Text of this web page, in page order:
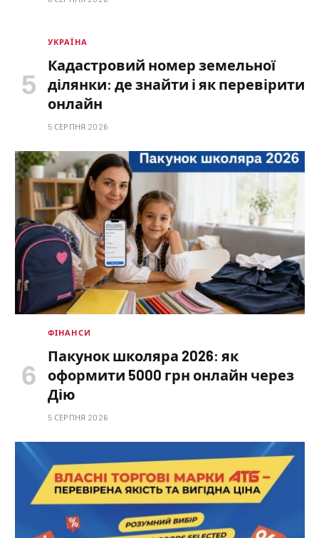
УКРАЇНА
Кадастровий номер земельної
ділянки: де знайти і як перевірити
онлайн
5 СЕРПНЯ 2026
ФІНАНСИ
Пакунок школяра 2026: як
оформити 5000 грн онлайн через
Дію
5 СЕРПНЯ 2026